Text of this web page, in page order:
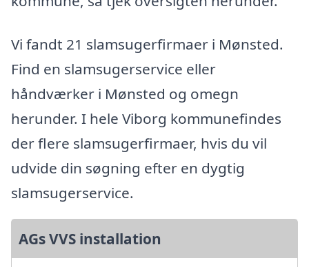
Vi fandt 21 slamsugerfirmaer i Mønsted.
Find en slamsugerservice eller
håndværker i Mønsted og omegn
herunder. I hele Viborg kommunefindes
der flere slamsugerfirmaer, hvis du vil
udvide din søgning efter en dygtig
slamsugerservice.
AGs VVS installation